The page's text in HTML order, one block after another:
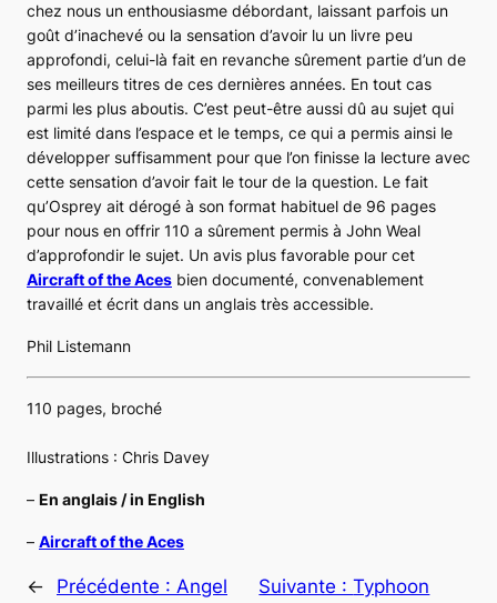
chez nous un enthousiasme débordant, laissant parfois un
goût d’inachevé ou la sensation d’avoir lu un livre peu
approfondi, celui-là fait en revanche sûrement partie d’un de
ses meilleurs titres de ces dernières années. En tout cas
parmi les plus aboutis. C’est peut-être aussi dû au sujet qui
est limité dans l’espace et le temps, ce qui a permis ainsi le
développer suffisamment pour que l’on finisse la lecture avec
cette sensation d’avoir fait le tour de la question. Le fait
qu’Osprey ait dérogé à son format habituel de 96 pages
pour nous en offrir 110 a sûrement permis à John Weal
d’approfondir le sujet. Un avis plus favorable pour cet
Aircraft of the Aces bien documenté, convenablement
travaillé et écrit dans un anglais très accessible.
Phil Listemann
110 pages, broché
Illustrations : Chris Davey
– En anglais / in English
– Aircraft of the Aces
← Précédente : Angel
Suivante :Typhoon